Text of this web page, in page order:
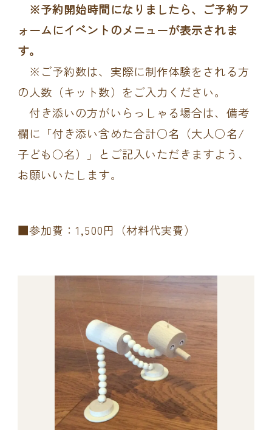
※予約開始時間になりましたら、ご予約フ
ォームにイベントのメニューが表示されま
す。
※ご予約数は、実際に制作体験をされる方
の人数（キット数）をご入力ください。
付き添いの方がいらっしゃる場合は、備考
欄に「付き添い含めた合計○名（大人○名/
子ども○名）」とご記入いただきますよう、
お願いいたします。
■参加費：1,500円（材料代実費）